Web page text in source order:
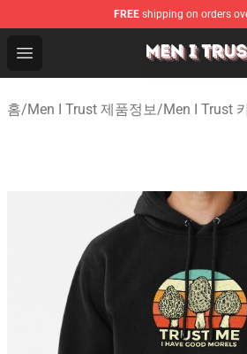
FREE shipping on orders
Open menu
Men I Trust Shop - Official Men I
홈/Men I Trust 제품정보/Men I Trust